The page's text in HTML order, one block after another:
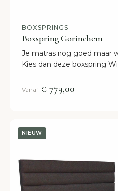
BOXSPRINGS
Boxspring Gorinchem
Je matras nog goed maar
Kies dan deze boxspring
weken in huis.
Vanaf € 779,00
NIEUW